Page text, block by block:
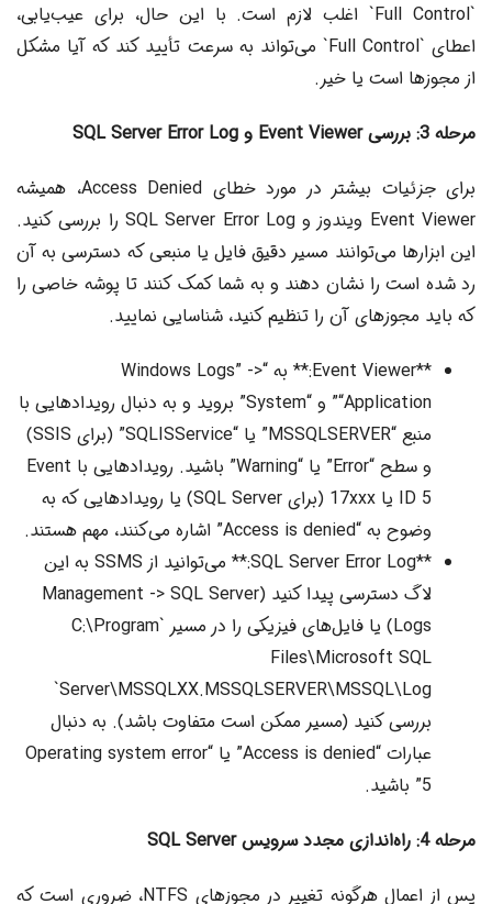
`Full Control` اغلب لازم است. با این حال، برای عیب‌یابی،
اعطای `Full Control` می‌تواند به سرعت تأیید کند که آیا مشکل
از مجوزها است یا خیر.
مرحله 3: بررسی Event Viewer و SQL Server Error Log
برای جزئیات بیشتر در مورد خطای Access Denied، همیشه
Event Viewer ویندوز و SQL Server Error Log را بررسی کنید.
این ابزارها می‌توانند مسیر دقیق فایل یا منبعی که دسترسی به آن
رد شده است را نشان دهند و به شما کمک کنند تا پوشه خاصی را
که باید مجوزهای آن را تنظیم کنید، شناسایی نمایید.
**Event Viewer:** به “Windows Logs” ->
“Application” و “System” بروید و به دنبال رویدادهایی با
منبع “MSSQLSERVER” یا “SQLISService” (برای SSIS)
و سطح “Error” یا “Warning” باشید. رویدادهایی با Event
ID 5 یا 17xxx (برای SQL Server) یا رویدادهایی که به
وضوح به “Access is denied” اشاره می‌کنند، مهم هستند.
**SQL Server Error Log:** می‌توانید از SSMS به این
لاگ دسترسی پیدا کنید (Management -> SQL Server
Logs) یا فایل‌های فیزیکی را در مسیر `C:\Program
Files\Microsoft SQL
Server\MSSQLXX.MSSQLSERVER\MSSQL\Log`
بررسی کنید (مسیر ممکن است متفاوت باشد). به دنبال
عبارات “Access is denied” یا “Operating system error
5” باشید.
مرحله 4: راه‌اندازی مجدد سرویس SQL Server
پس از اعمال هرگونه تغییر در مجوزهای NTFS، ضروری است که